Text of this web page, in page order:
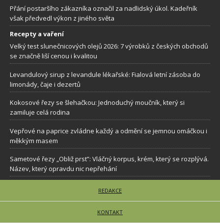
Přání postaršího zákazníka označil za nadlidský úkol. Kadeřník
však předvedl výkon z jiného světa
Recepty a vaření
Velký test slunečnicových olejů 2026: 7 výrobků z českých obchodů
se značně liší cenou i kvalitou
Levandulový sirup z levandule lékařské: Fialová letní zásoba do
limonády, čaje i dezertů
Kokosové řezy se šlehačkou: Jednoduchý moučník, který si
zamiluje celá rodina
Vepřové na paprice zvládne každý a odmění se jemnou omáčkou i
měkkým masem
Sametové řezy „Obliž prst”: Vláčný korpus, krém, který se rozplývá.
Název, který opravdu nic nepřehání
REDAKCE
KONTAKT